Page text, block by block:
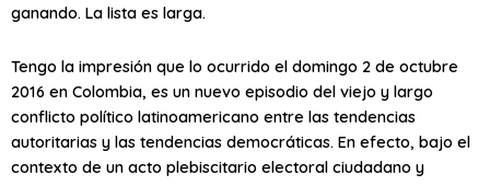
ganando. La lista es larga.
Tengo la impresión que lo ocurrido el domingo 2 de octubre
2016 en Colombia, es un nuevo episodio del viejo y largo
conflicto político latinoamericano entre las tendencias
autoritarias y las tendencias democráticas. En efecto, bajo el
contexto de un acto plebiscitario electoral ciudadano y